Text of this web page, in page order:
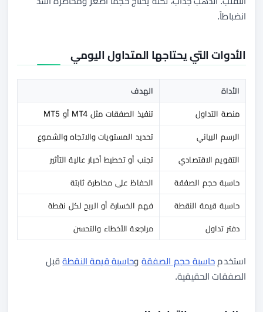
انضباطاً.
الأدوات التي يحتاجها المتداول اليومي
الأداة الهدف
منصة التداول تنفيذ الصفقات مثل MT4 أو MT5
الرسم البياني تحديد المستويات والاتجاه والشموع
التقويم الاقتصادي تجنب أو تخطيط أخبار عالية التأثير
حاسبة حجم الصفقة الحفاظ على مخاطرة ثابتة
حاسبة قيمة النقطة فهم الخسارة أو الربح لكل نقطة
دفتر تداول مراجعة الأخطاء والتحسن
استخدم حاسبة حجم الصفقة وحاسبة قيمة النقطةقبل
الصفقات الحقيقية.